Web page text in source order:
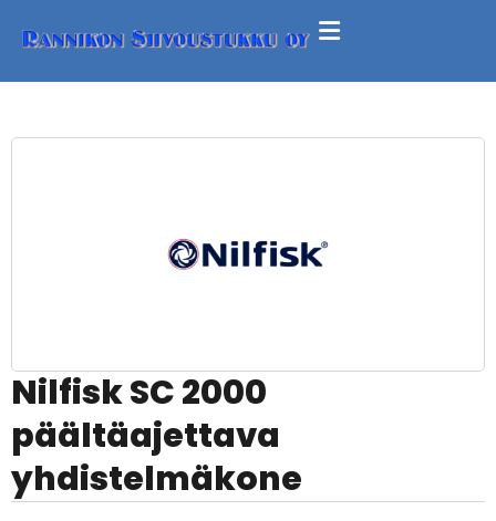
Nilfisk SC 2000
päältäajettava
yhdistelmäkone